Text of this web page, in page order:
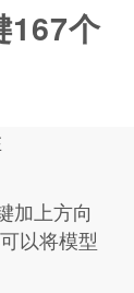
167个
加上方向
以将模型